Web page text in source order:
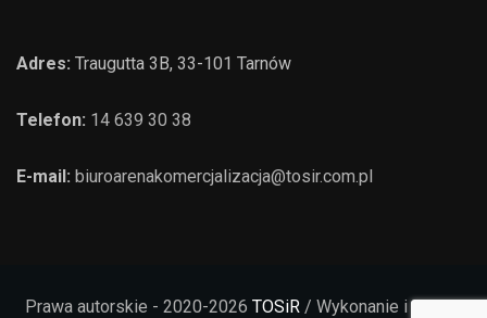
Adres: Traugutta 3B, 33-101 Tarnów
Telefon: 14 639 30 38
E-mail: biuroarenakomercjalizacja@tosir.com.pl
Prawa autorskie - 2020-2026 TOSiR / Wykonanie i opieka